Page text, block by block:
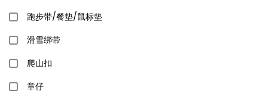
跑步带/餐垫/鼠标垫
滑雪绑带
爬山扣
章仔